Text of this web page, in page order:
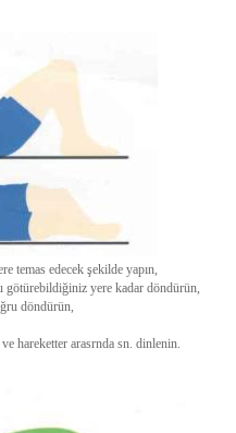
temas edecek şekilde yapın,
yere kadar döndürün,
döndürün,
hareketter arasrnda sn. dinlenin.